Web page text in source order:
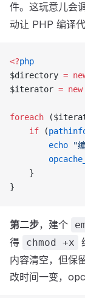
件。这玩意儿会
动让 PHP 编译代
<?php
$directory =
$iterator = new
foreach
    if
(
        echo
"
    }
}
第二步，建个
得
chmod +x
内容清空，但保
改时间一变，